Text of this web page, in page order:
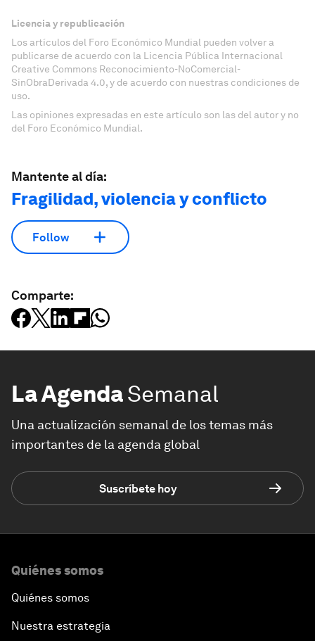
Licencia y republicación
Los artículos del Foro Económico Mundial pueden volver a
publicarse de acuerdo con la Licencia Pública Internacional
Creative Commons Reconocimiento-NoComercial-
SinObraDerivada 4.0, y de acuerdo con nuestras condiciones de
uso.
Las opiniones expresadas en este artículo son las del autor y no
del Foro Económico Mundial.
Mantente al día:
Fragilidad, violencia y conflicto
Follow
Comparte:
La AgendaSemanal
Una actualización semanal de los temas más
importantes de la agenda global
Suscríbete hoy
Quiénes somos
Quiénes somos
Nuestra estrategia